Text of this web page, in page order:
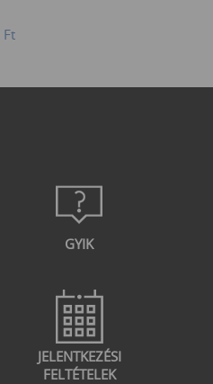
Ft
GYIK
JELENTKEZÉSI
FELTÉTELEK